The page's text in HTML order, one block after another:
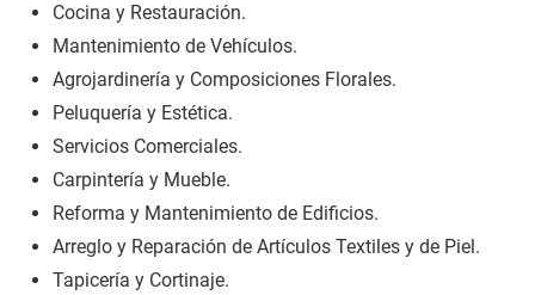
Cocina y Restauración.
Mantenimiento de Vehículos.
Agrojardinería y Composiciones Florales.
Peluquería y Estética.
Servicios Comerciales.
Carpintería y Mueble.
Reforma y Mantenimiento de Edificios.
Arreglo y Reparación de Artículos Textiles y de Piel.
Tapicería y Cortinaje.